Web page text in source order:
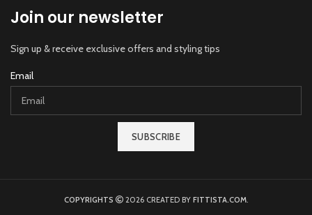
Join our newsletter
Sign up & receive exclusive offers and styling tips
Email
SUBSCRIBE
COPYRIGHTS 2026 CREATED BY FITTISTA.COM